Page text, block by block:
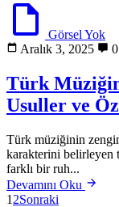
Görsel Yok
Aralık 3, 2025
0
Türk
Usuller ve
Türk müziğinin
karakterini belirleyen
farklı bir ruh...
Devamını Oku
1 2Sonraki